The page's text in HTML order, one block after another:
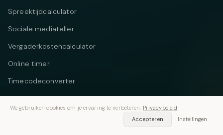
Spreektijdcalculator
Sociale mediateller
Vergaderkostencalculator
Online timer
Timecodeconverter
We gebruiken cookies om je ervaring te verbeteren. Privacybeleid
Accepteren
Instellingen